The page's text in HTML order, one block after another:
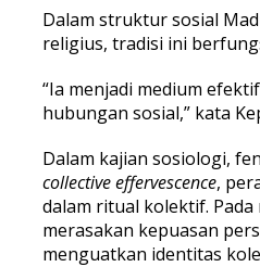
Dalam struktur sosial
religius, tradisi ini
“Ia menjadi medium
hubungan sosial,” kata
Dalam kajian sosiologi,
collective effervescence,
dalam ritual kolektif. Pada
merasakan kepuasan
menguatkan identitas